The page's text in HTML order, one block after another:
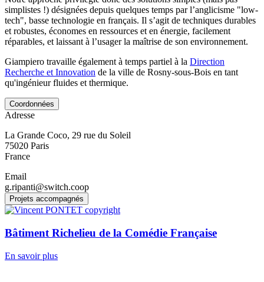
simplistes !) désignées depuis quelques temps par l’anglicisme "low-
tech", basse technologie en français. Il s’agit de techniques durables
et robustes, économes en ressources et en énergie, facilement
réparables, et laissant à l’usager la maîtrise de son environnement.
Giampiero travaille également à temps partiel à la Direction
Recherche et Innovation de la ville de Rosny-sous-Bois en tant
qu'ingénieur fluides et thermique.
Coordonnées
Adresse
La Grande Coco, 29 rue du Soleil
75020 Paris
France
Email
g.ripanti@switch.coop
Projets accompagnés
Bâtiment Richelieu de la Comédie Française
En savoir plus